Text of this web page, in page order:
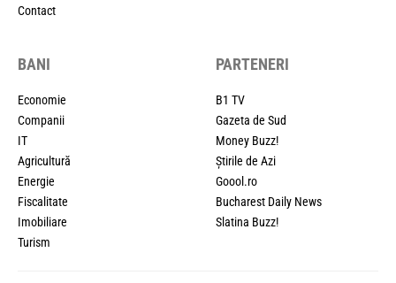
Contact
BANI
Economie
Companii
IT
Agricultură
Energie
Fiscalitate
Imobiliare
Turism
PARTENERI
B1 TV
Gazeta de Sud
Money Buzz!
Știrile de Azi
Goool.ro
Bucharest Daily News
Slatina Buzz!